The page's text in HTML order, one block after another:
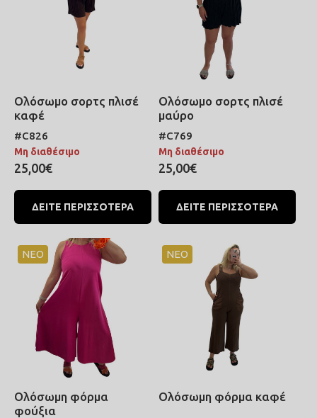
Ολόσωμο σορτς πλισέ
καφέ
#C826
Μη διαθέσιμο
25,00€
ΔΕΙΤΕ ΠΕΡΙΣΣΟΤΕΡΑ
Ολόσωμο σορτς πλισέ
μαύρο
#C769
Μη διαθέσιμο
25,00€
ΔΕΙΤΕ ΠΕΡΙΣΣΟΤΕΡΑ
ΝΕΟ
Ολόσωμη φόρμα
φούξια
ΝΕΟ
Ολόσωμη φόρμα καφέ